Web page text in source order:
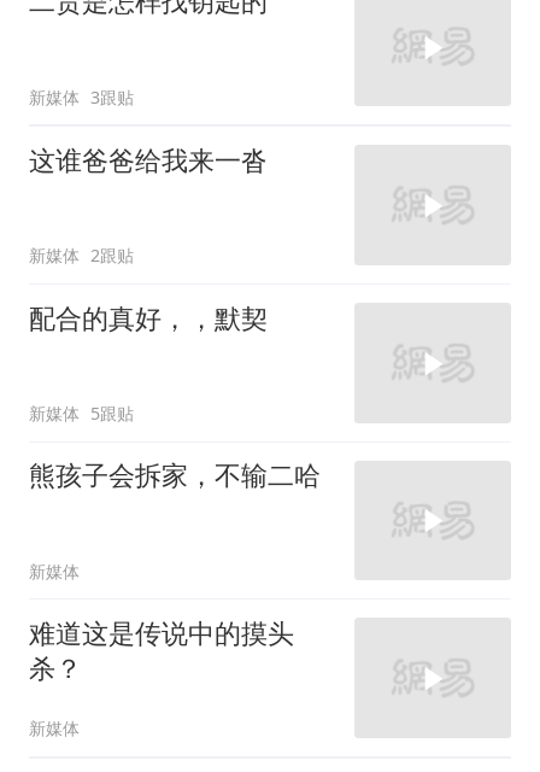
新媒体 3跟贴
这谁爸爸给我来一沓
新媒体 2跟贴
配合的真好，，默契
新媒体 5跟贴
熊孩子会拆家，不输二哈
新媒体
难道这是传说中的摸头
杀？
新媒体